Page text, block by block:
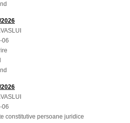
06
06
constitutive persoane juridice